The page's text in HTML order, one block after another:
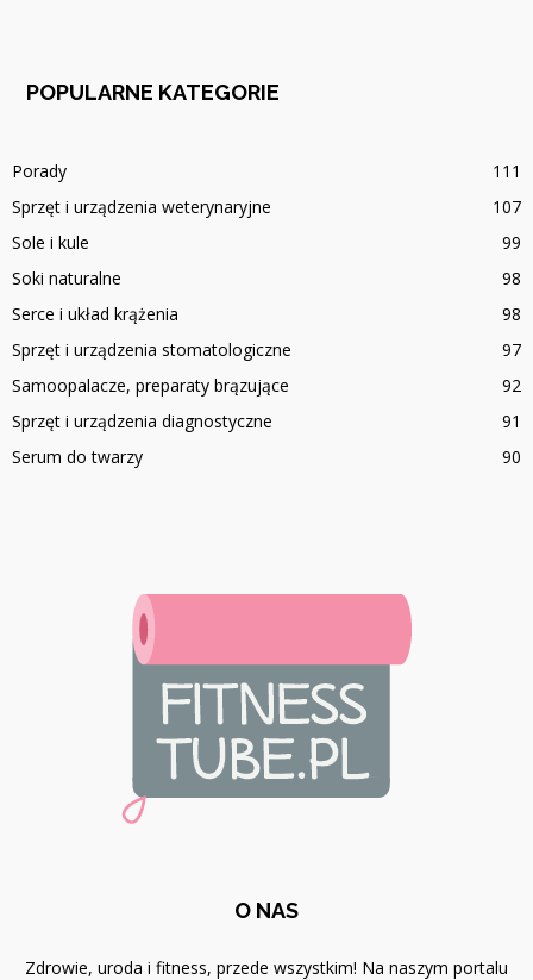
POPULARNE KATEGORIE
Porady
111
Sprzęt i urządzenia weterynaryjne
107
Sole i kule
99
Soki naturalne
98
Serce i układ krążenia
98
Sprzęt i urządzenia stomatologiczne
97
Samoopalacze, preparaty brązujące
92
Sprzęt i urządzenia diagnostyczne
91
Serum do twarzy
90
O NAS
Zdrowie, uroda i fitness, przede wszystkim! Na naszym portalu